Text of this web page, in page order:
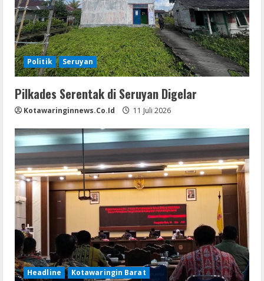
Politik Seruyan
Pilkades Serentak di Seruyan Digelar
Kotawaringinnews.co.id 11 Juli 2026
Headline Kotawaringin Barat